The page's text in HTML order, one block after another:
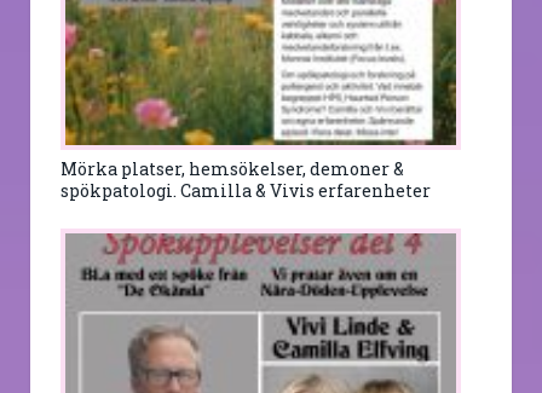
Mörka platser, hemsökelser, demoner &
spökpatologi. Camilla & Vivis erfarenheter